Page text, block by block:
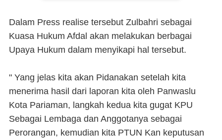
Dalam Press realise tersebut Zulbahri sebagai
Kuasa Hukum Afdal akan melakukan berbagai
Upaya Hukum dalam menyikapi hal tersebut.
" Yang jelas kita akan Pidanakan setelah kita
menerima hasil dari laporan kita oleh Panwaslu
Kota Pariaman, langkah kedua kita gugat KPU
Sebagai Lembaga dan Anggotanya sebagai
Perorangan, kemudian kita PTUN Kan keputusan